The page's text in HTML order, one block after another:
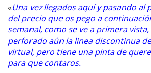
«Una vez llegados aquí y pasando al
del precio que os pego a
semanal, como se ve a primera
perforado aún la linea discontinua
virtual, pero tiene una pinta de
para que contaros.